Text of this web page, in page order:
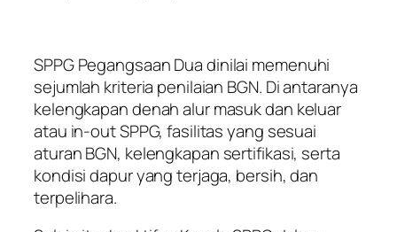
SPPG Pegangsaan Dua dinilai memenuhi
sejumlah kriteria penilaian BGN. Di antaranya
kelengkapan denah alur masuk dan keluar
atau in-out SPPG, fasilitas yang sesuai
aturan BGN, kelengkapan sertifikasi, serta
kondisi dapur yang terjaga, bersih, dan
terpelihara.